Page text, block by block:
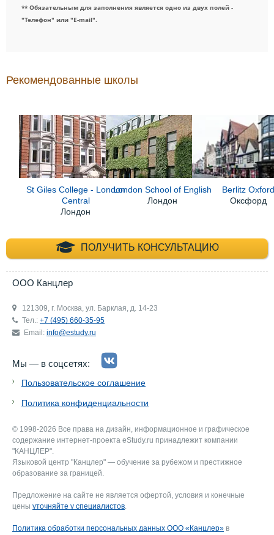
** Обязательным для заполнения является одно из двух полей -
"Телефон" или "E-mail".
Рекомендованные школы
St Giles College - London
Central
Лондон
London School of English
Лондон
Berlitz
Оксфорд
ПОЛУЧИТЬ КОНСУЛЬТАЦИЮ
+7 (495) 660-35-
ООО Канцлер
121309, г. Москва, ул. Барклая, д. 14-23
Тел.: +7 (495) 660-35-95
Email: info@estudy.ru
Мы — в соцсетях:
Пользовательское соглашение
Политика конфиденциальности
© 1998-2026 Все права на дизайн, информационное и графическое
содержание интернет-проекта eStudy.ru принадлежит компании
"КАНЦЛЕР".
Языковой центр "Канцлер" — обучение за рубежом и престижное
образование за границей.
Предложение на сайте не является офертой, условия и конечные
цены уточняйте у специалистов.
Политика обработки персональных данных ООО «Канцлер» в